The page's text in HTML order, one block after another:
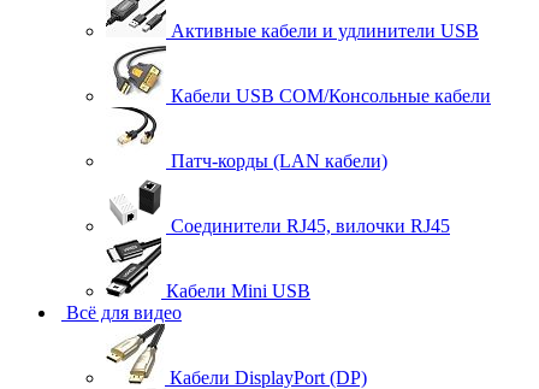
Активные кабели и удлинители USB
Кабели USB COM/Консольные кабели
Патч-корды (LAN кабели)
Соединители RJ45, вилочки RJ45
Кабели Mini USB
Всё для видео
Кабели DisplayPort (DP)